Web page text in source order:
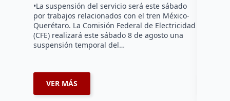
•La suspensión del servicio será este sábado
por trabajos relacionados con el tren México-
Querétaro. La Comisión Federal de Electricidad
(CFE) realizará este sábado 8 de agosto una
suspensión temporal del…
VER MÁS